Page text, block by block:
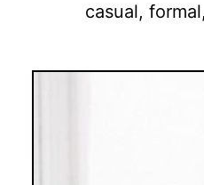
casual,